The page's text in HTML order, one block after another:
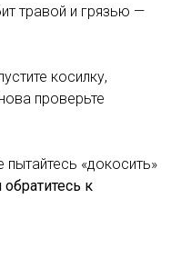
травой и грязью —
косилку,
проверьте
пытайтесь «докосить»
к